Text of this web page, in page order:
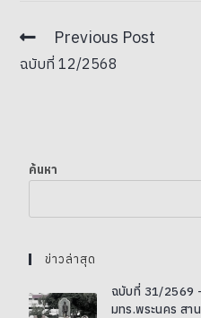
Previous Post
ฉบับที่ 12/2568
ค้นหา
ข่าวล่าสุด
ฉบับที่ 31/2569
มทร.พระนคร สา